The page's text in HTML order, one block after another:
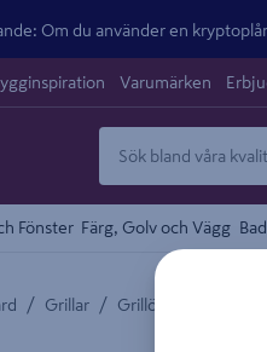
Om du använder en
Varumärken
Fönster Färg, Golv och Vägg
/ Grillar / Grillöverdrag